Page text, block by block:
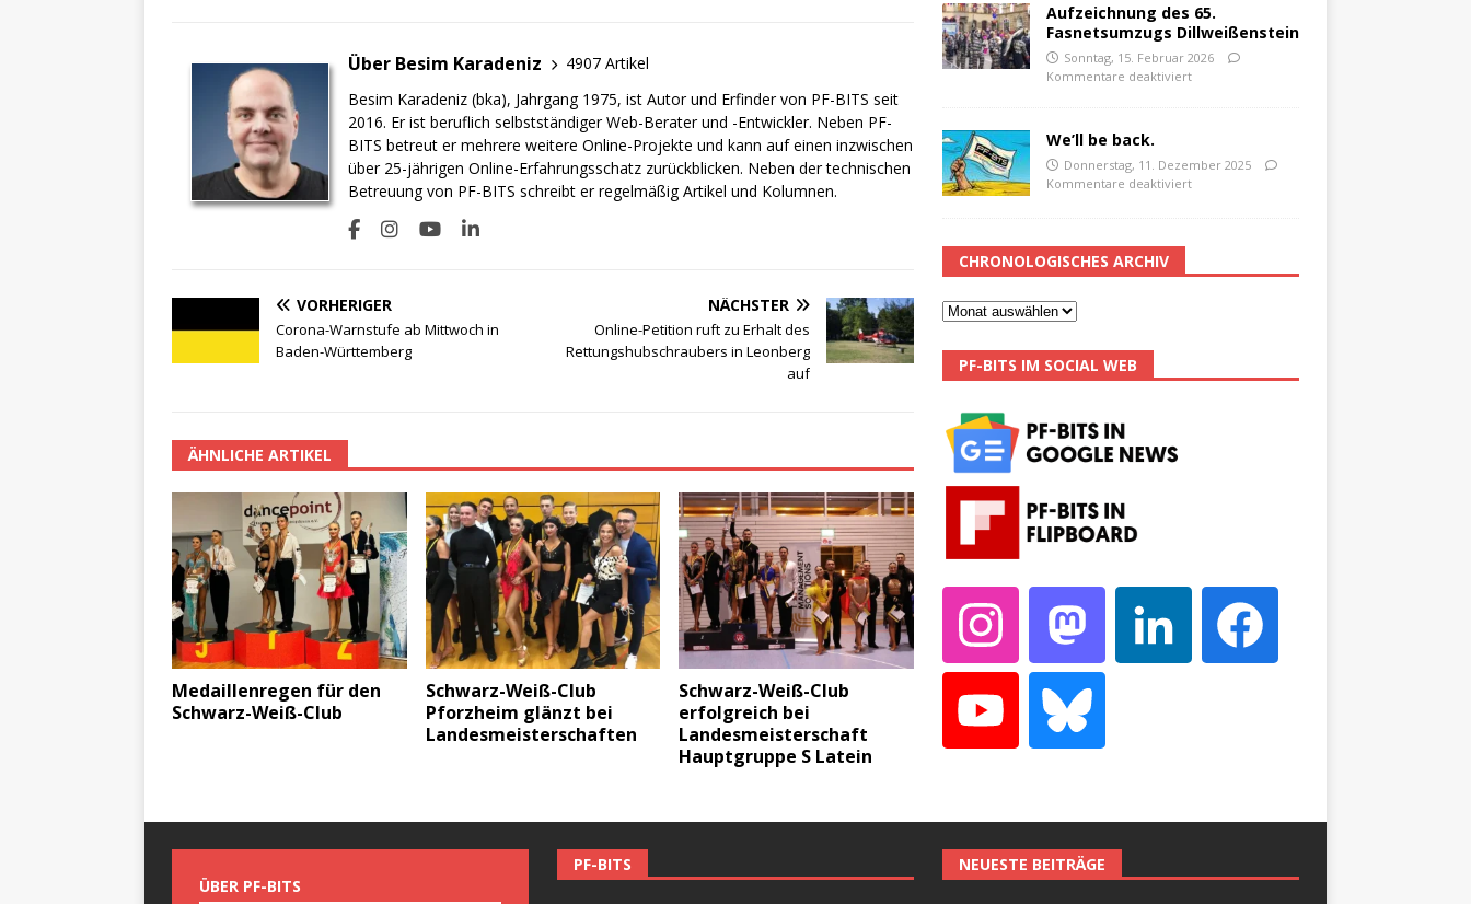
Über Besim Karadeniz
4907 Artikel
Besim Karadeniz (bka), Jahrgang 1975, ist Autor und Erfinder von PF-BITS seit
2016. Er ist beruflich selbstständiger Web-Berater und -Entwickler. Neben PF-
BITS betreut er mehrere weitere Online-Projekte und kann auf einen inzwischen
über 25-jährigen Online-Erfahrungsschatz zurückblicken. Neben der technischen
Betreuung von PF-BITS schreibt er regelmäßig Artikel und Kolumnen.
VORHERIGER
Corona-Warnstufe ab Mittwoch in
Baden-Württemberg
NÄCHSTER
Online-Petition ruft zu Erhalt des
Rettungshubschraubers in Leonberg
auf
ÄHNLICHE ARTIKEL
Medaillenregen für den
Schwarz-Weiß-Club
Schwarz-Weiß-Club
Pforzheim glänzt bei
Landesmeisterschaften
Schwarz-Weiß-Club
erfolgreich bei
Landesmeisterschaft
Hauptgruppe S Latein
Aufzeichnung des 65.
Fasnetsumzugs Dillweißenstein
Sonntag, 15. Februar 2026
Kommentare deaktiviert
We’ll be back.
Donnerstag, 11. Dezember 2025
Kommentare deaktiviert
CHRONOLOGISCHES ARCHIV
PF-BITS IM SOCIAL WEB
ÜBER PF-BITS
PF-BITS NEUESTE BEITRÄGE